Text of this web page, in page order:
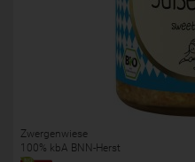
Zwergenwiese
100% kbA BNN-Herst